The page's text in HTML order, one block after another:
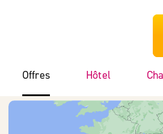
Offres Hôtel